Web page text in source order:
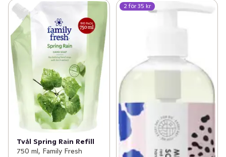
Tvål Spring Rain Refill
750 ml, Family Fresh
2 för 35 kr